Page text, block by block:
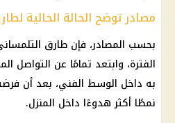
مصادر توضح الحالة الحالية
بحسب المصادر، فإن طارق
الفترة، وابتعد تمامًا عن التواصل
به داخل الوسط الفني، بعد أن
نمطًا أكثر هدوءًا داخل المنزل.